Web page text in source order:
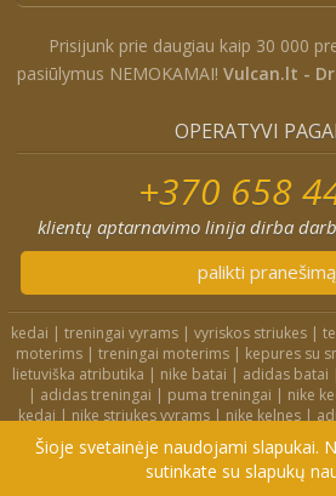
Prisijunk prie daugiau kaip 30 000
pasiūlymus NEMOKAMAI! Vulcan.lt -
OPERATYVI
+370 658
klientų aptarnavimo linija dirba
palikti pranešimą
kedai | treningai vyrams| vyriskos striukes|
moterims | treningai moterims | kepures su
lietuviška atributika | nike batai | adidas batai
| adidas treningai | puma treningai | nike
kedai | nike striukes vyrams| nike kelnes|
nike kuprines
nike kojines nike treningai
adidas striukes|nike dzemperiai
Šioje svetainėje naudojami slapukai.
sutinkate su slapukų